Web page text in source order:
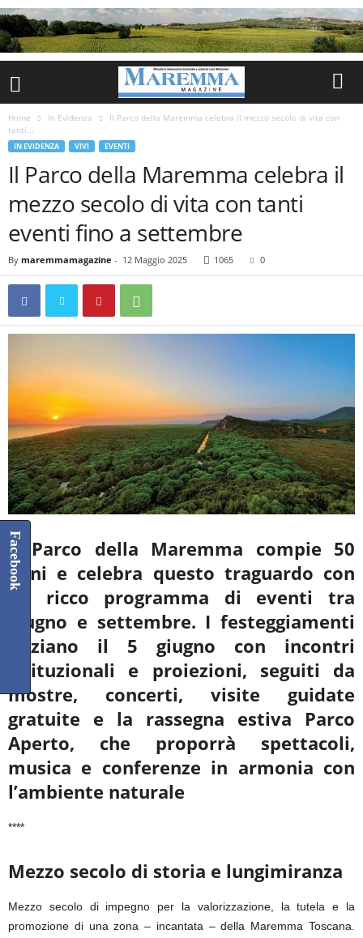
Home In Evidenza
Il Parco della Maremma celebra il mezzo secolo di vita con
tanti...
IN EVIDENZA VIVI EVENTI
Il Parco della Maremma celebra il
mezzo secolo di vita con tanti
eventi fino a settembre
By maremmamagazine - 12 Maggio 2025 1065 0
Il Parco della Maremma compie 50
anni e celebra questo traguardo con
un ricco programma di eventi tra
giugno e settembre. I festeggiamenti
iniziano il 5 giugno con incontri
istituzionali e proiezioni, seguiti da
mostre, concerti, visite guidate
gratuite e la rassegna estiva Parco
Aperto, che proporrà spettacoli,
musica e conferenze in armonia con
l’ambiente naturale
****
Mezzo secolo di storia e lungimiranza
Mezzo secolo di impegno per la valorizzazione, la tutela e la
promozione di una zona – incantata – della Maremma Toscana.
Facebook